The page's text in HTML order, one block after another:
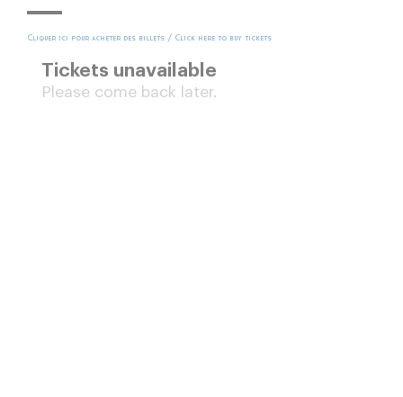
Cliquer ici pour acheter des billets / Click here to buy tickets